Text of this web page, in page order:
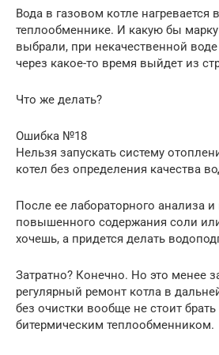
Вода в газовом котле нагревается
теплообменнике. И какую бы
выбрали, при некачественной
через какое-то время выйдет из
Что же делать?
Ошибка №18
Нельзя запускать систему
котел без определения качества
После ее лабораторного анализа
повышенного содержания соли
хочешь, а придется делать
Затратно? Конечно. Но это менее
регулярный ремонт котла в
без очистки вообще не стоит
битермическим теплообменником.